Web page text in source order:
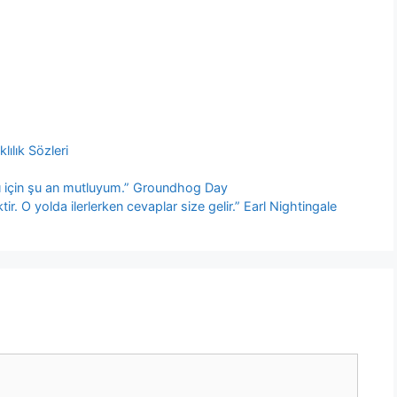
Sözleri
için şu an mutluyum.” Groundhog Day
O yolda ilerlerken cevaplar size gelir.” Earl Nightingale